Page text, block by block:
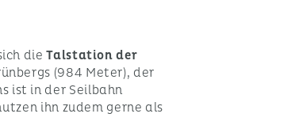
die Talstation der
(984 Meter), der
ist in der Seilbahn
ihn zudem gerne als